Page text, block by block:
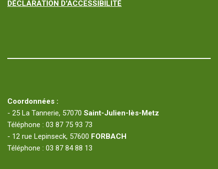
DÉCLARATION D'ACCESSIBILITÉ
Coordonnées :
- 25 La Tannerie, 57070 Saint-Julien-lès-Metz
Téléphone : 03 87 75 93 73
- 12 rue Lepinseck, 57600 FORBACH
Téléphone : 03 87 84 88 13